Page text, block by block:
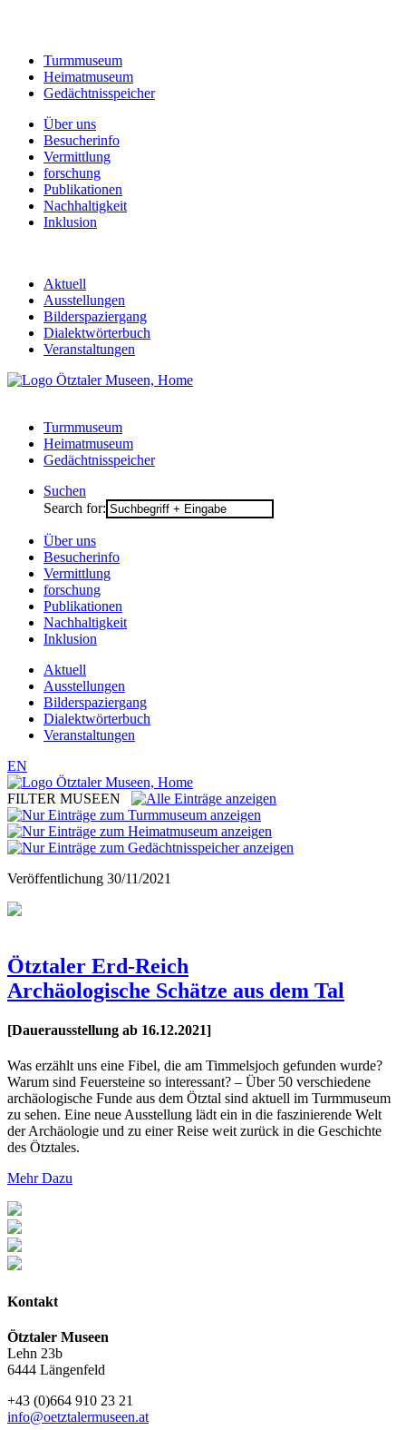
Turmmuseum
Heimatmuseum
Gedächtnisspeicher
Über uns
Besucherinfo
Vermittlung
forschung
Publikationen
Nachhaltigkeit
Inklusion
Aktuell
Ausstellungen
Bilderspaziergang
Dialektwörterbuch
Veranstaltungen
Turmmuseum
Heimatmuseum
Gedächtnisspeicher
Suchen
Search for:
Über uns
Besucherinfo
Vermittlung
forschung
Publikationen
Nachhaltigkeit
Inklusion
Aktuell
Ausstellungen
Bilderspaziergang
Dialektwörterbuch
Veranstaltungen
EN
FILTER MUSEEN
Veröffentlichung 30/11/2021
Ötztaler Erd-Reich
Archäologische Schätze aus dem Tal
[Dauerausstellung ab 16.12.2021]
Was erzählt uns eine Fibel, die am Timmelsjoch gefunden wurde?
Warum sind Feuersteine so interessant? – Über 50 verschiedene
archäologische Funde aus dem Ötztal sind aktuell im Turmmuseum
zu sehen. Eine neue Ausstellung lädt ein in die faszinierende Welt
der Archäologie und zu einer Reise weit zurück in die Geschichte
des Ötztales.
Mehr Dazu
Kontakt
Ötztaler Museen
Lehn 23b
6444 Längenfeld
+43 (0)664 910 23 21
info@oetztalermuseen.at